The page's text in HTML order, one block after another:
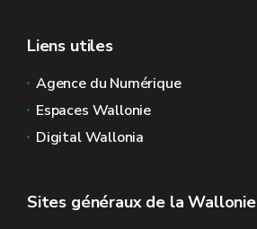
Liens utiles
Agence du Numérique
Espaces Wallonie
Digital Wallonia
Sites généraux de la Wallonie